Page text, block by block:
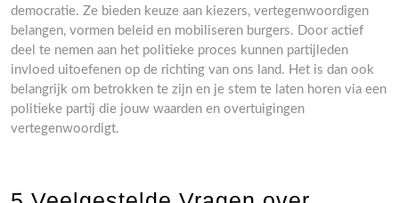
democratie. Ze bieden keuze aan kiezers, vertegenwoordigen
belangen, vormen beleid en mobiliseren burgers. Door actief
deel te nemen aan het politieke proces kunnen partijleden
invloed uitoefenen op de richting van ons land. Het is dan ook
belangrijk om betrokken te zijn en je stem te laten horen via een
politieke partij die jouw waarden en overtuigingen
vertegenwoordigt.